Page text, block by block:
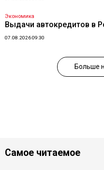
Экономика
Выдачи автокредитов в
07.08.2026 09:30
Больше
Самое читаемое